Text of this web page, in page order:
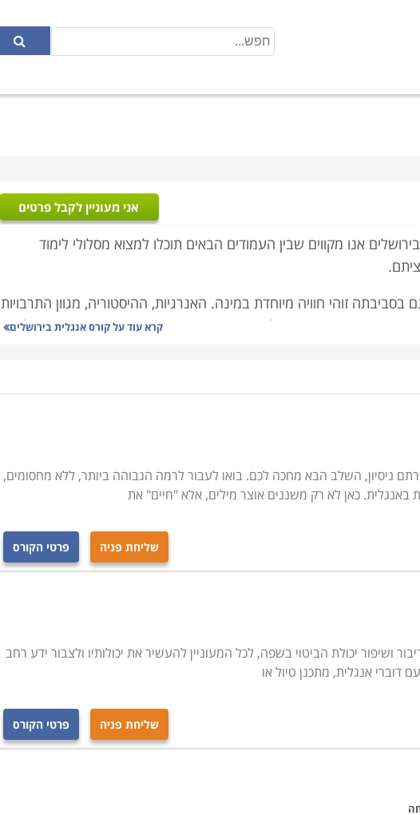
אני מעוניין לקבל פרטים
אנו מקווים שבין העמודים הבאים תוכלו למצוא מסלולי לימוד
בסביבתה זוהי חוויה מיוחדת במינה. האנרגיות, ההיסטוריה, מגוון התרבויות
אם אתם תושבי ירושלים והסביבה אתם מכירים את הנגישות שיש לרשת
בית שמש, מודיעין, מכבים ומכללות רבות שביניהן
שנמצאת בצומת הכפר הירוק, רמת השרון - סניף ירושלים
- סניף קורס אינטרנטי
ואנחנו מקווים שהצלחנו בכך, אך אם בכל אופן לא מצאתם בדיוק
אתכם להתקשר ליועצות הלימודים המיומנות שלנו, שינסו לאתר עבורכם
קרא עוד עלקורס אנגלית בירושלים
ניסיון, השלב הבא מחכה לכם. בואו לעבור לרמה הגבוהה ביותר, ללא מחסומים,
באנגלית. כאן לא רק משננים אוצר מילים, אלא "חיים" את
שליחת פניה פרטי הקורס
ושיפור יכולת הביטוי בשפה, לכל המעוניין להעשיר את יכולותיו ולצבור ידע רחב
דוברי אנגלית, מתכנן טיול או
שליחת פניה פרטי הקורס